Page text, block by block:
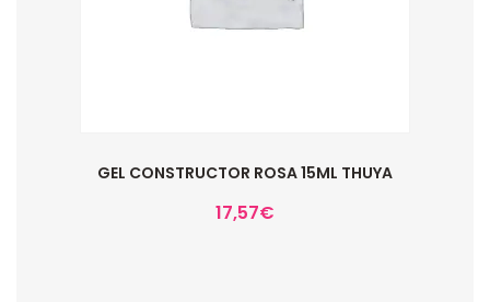
GEL CONSTRUCTOR ROSA 15ML THUYA
17,57€